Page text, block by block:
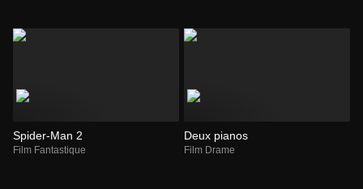
Spider-Man 2
Film Fantastique
Deux pianos
Film Drame